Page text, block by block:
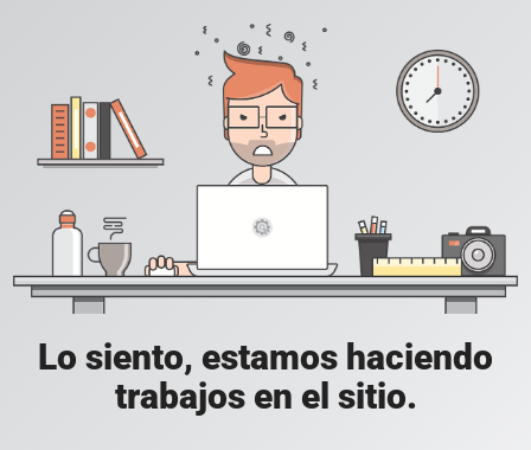
Lo siento, estamos haciendo
trabajos en el sitio.